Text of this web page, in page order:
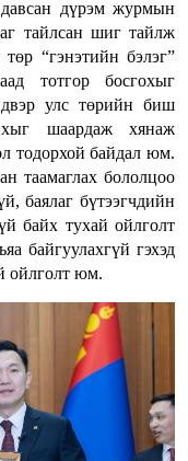
давсан дүрэм журмын
тайлсан шиг тайлж
“гэнэтийн бэлэг”
тотгор босгохыг
улс төрийн биш
шаардаж хянаж
тодорхой байдал юм.
таамаглах бололцоо
баялаг бүтээгчдийн
байх тухай ойлголт
байгуулахгүй гэхэд
ойлголт юм.